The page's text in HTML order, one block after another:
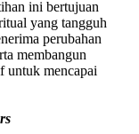
ini bertujuan
yang tangguh
perubahan
membangun
untuk mencapai